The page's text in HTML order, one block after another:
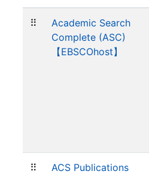
⠿
Academic Search
Complete (ASC)
【EBSCOhost】
⠿ ACS Publications